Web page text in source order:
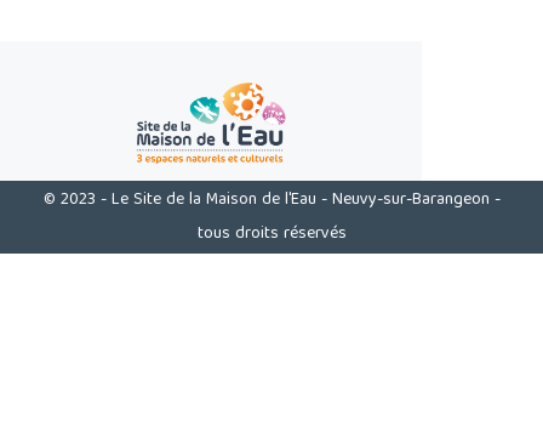
© 2023 - Le Site de la Maison de l'Eau - Neuvy-sur-Barangeon -
tous droits réservés